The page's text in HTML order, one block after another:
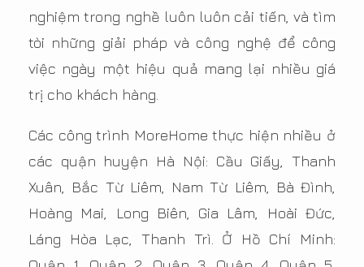
nghiệm trong nghề luôn luôn cải tiến, và tìm
tòi những giải pháp và công nghệ để công
việc ngày một hiệu quả mang lại nhiều giá
trị cho khách hàng.
Các công trình MoreHome thực hiện nhiều ở
các quận huyện Hà Nội: Cầu Giấy, Thanh
Xuân, Bắc Từ Liêm, Nam Từ Liêm, Bà Đình,
Hoàng Mai, Long Biên, Gia Lâm, Hoài Đức,
Láng Hòa Lạc, Thanh Trì. Ở Hồ Chí Minh: